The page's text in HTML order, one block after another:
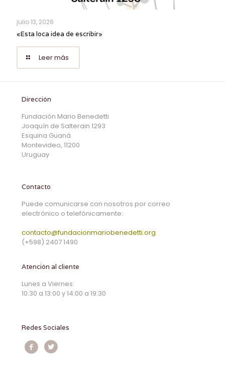
julio 13, 2026
«Esta loca idea de escribir»
Leer más
Dirección
Fundación Mario Benedetti
Joaquín de Salterain 1293
Esquina Guaná
Montevideo, 11200
Uruguay
Contacto
Puede comunicarse con nosotros por correo
electrónico o telefónicamente:
contacto@fundacionmariobenedetti.org
(+598) 2407 1490
Atención al cliente
Lunes a Viernes:
10:30 a 13:00 y 14:00 a 19:30
Redes Sociales